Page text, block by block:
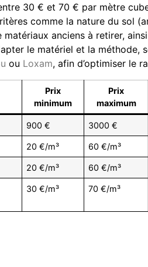
30 € et 70 € par mètre
comme la nature du sol
anciens à retirer,
le matériel et la méthode,
ou Loxam, afin d’optimiser le
Prix
minimum
Prix
maximum
900 € 3000 €
20 €/m³ 60 €/m³
20 €/m³ 60 €/m³
30 €/m³ 70 €/m³